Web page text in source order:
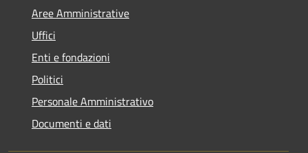
Aree Amministrative
Uffici
Enti e fondazioni
Politici
Personale Amministrativo
Documenti e dati